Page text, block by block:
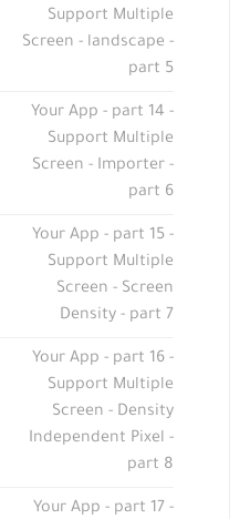
Support Multiple
Screen - landscape -
part 5
Your App - part 14 -
Support Multiple
Screen - Importer -
part 6
Your App - part 15 -
Support Multiple
Screen - Screen
Density - part 7
Your App - part 16 -
Support Multiple
Screen - Density
Independent Pixel -
part 8
Your App - part 17 -